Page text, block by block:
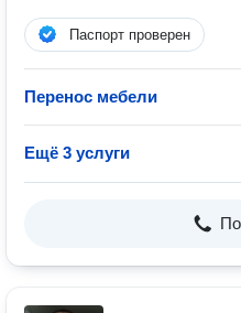
Паспорт проверен
Перенос мебели
Ещё 3 услуги